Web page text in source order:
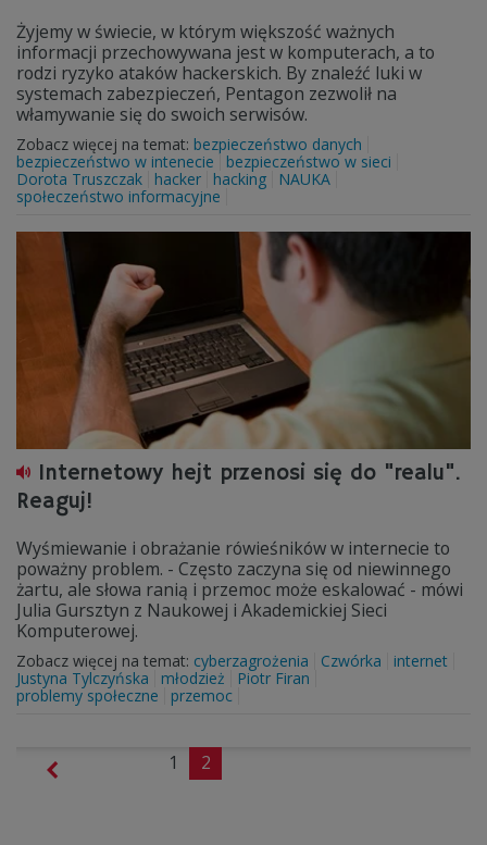
Żyjemy w świecie, w którym większość ważnych
informacji przechowywana jest w komputerach, a to
rodzi ryzyko ataków hackerskich. By znaleźć luki w
systemach zabezpieczeń, Pentagon zezwolił na
włamywanie się do swoich serwisów.
Zobacz więcej na temat: bezpieczeństwo danych
bezpieczeństwo w intenecie
bezpieczeństwo w sieci
Dorota Truszczak
hacker hacking
NAUKA
społeczeństwo informacyjne
Internetowy hejt przenosi się do "realu".
Reaguj!
Wyśmiewanie i obrażanie rówieśników w internecie to
poważny problem. - Często zaczyna się od niewinnego
żartu, ale słowa ranią i przemoc może eskalować - mówi
Julia Gursztyn z Naukowej i Akademickiej Sieci
Komputerowej.
Zobacz więcej na temat: cyberzagrożenia Czwórka
internet
Justyna Tylczyńska
młodzież
Piotr Firan
problemy społeczne
przemoc
1 2